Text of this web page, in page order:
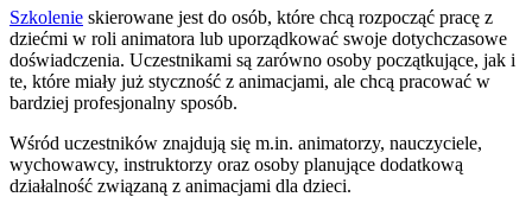
Szkolenie skierowane jest do osób, które chcą rozpocząć pracę z
dziećmi w roli animatora lub uporządkować swoje dotychczasowe
doświadczenia. Uczestnikami są zarówno osoby początkujące, jak i
te, które miały już styczność z animacjami, ale chcą pracować w
bardziej profesjonalny sposób.
Wśród uczestników znajdują się m.in. animatorzy, nauczyciele,
wychowawcy, instruktorzy oraz osoby planujące dodatkową
działalność związaną z animacjami dla dzieci.